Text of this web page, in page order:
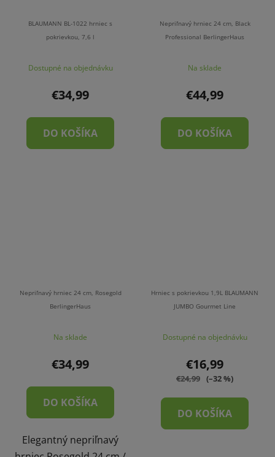
BLAUMANN BL-1022 hrniec s
pokrievkou, 7,6 l
Dostupné na objednávku
€34,99
DO KOŠÍKA
Nepriľnavý hrniec 24 cm, Black
Professional BerlingerHaus
Na sklade
€44,99
DO KOŠÍKA
Nepriľnavý hrniec 24 cm, Rosegold
BerlingerHaus
Na sklade
€34,99
DO KOŠÍKA
Elegantný nepriľnavý
Hrniec s pokrievkou 1,9L BLAUMANN
JUMBO Gourmet Line
Dostupné na objednávku
€16,99
€24,99 (–32 %)
DO KOŠÍKA